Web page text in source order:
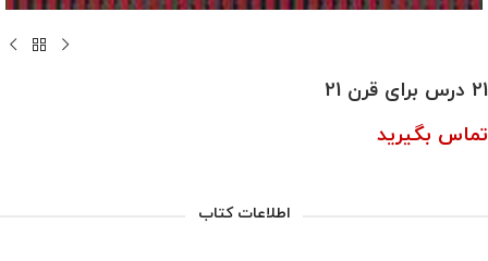
21 درس برای قرن 21
تماس بگیرید
اطلاعات کتاب